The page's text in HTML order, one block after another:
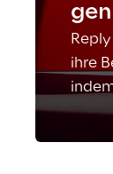
ihre